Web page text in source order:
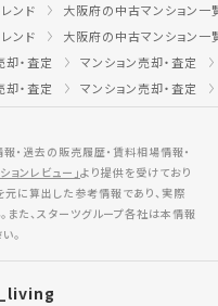
ンド
大阪府の中古マンション一
ンド
大阪府の中古マンション一
・査定
マンション売却・査定
・査定 マンション売却・査定
・過去の販売履歴・賃料相場情報・
ョンレビュー」より提供を受けており
に算出した参考情報であり、実際
また、スターツグループ各社は本情報
。